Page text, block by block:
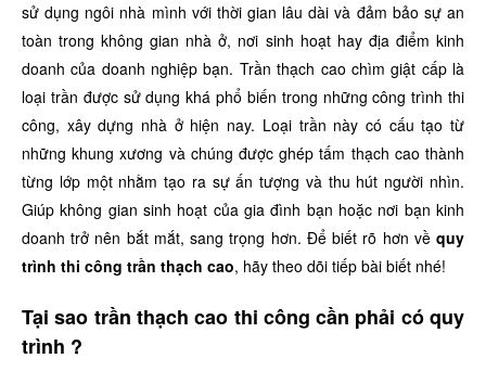
sử dụng ngôi nhà mình với thời gian lâu dài và đảm bảo sự an
toàn trong không gian nhà ở, nơi sinh hoạt hay địa điểm kinh
doanh của doanh nghiệp bạn. Trần thạch cao chìm giật cấp là
loại trần được sử dụng khá phổ biến trong những công trình thi
công, xây dựng nhà ở hiện nay. Loại trần này có cấu tạo từ
những khung xương và chúng được ghép tấm thạch cao thành
từng lớp một nhằm tạo ra sự ấn tượng và thu hút người nhìn.
Giúp không gian sinh hoạt của gia đình bạn hoặc nơi bạn kinh
doanh trở nên bắt mắt, sang trọng hơn. Để biết rõ hơn về quy
trình thi công trần thạch cao, hãy theo dõi tiếp bài biết nhé!
Tại sao trần thạch cao thi công cần phải có quy
trình ?